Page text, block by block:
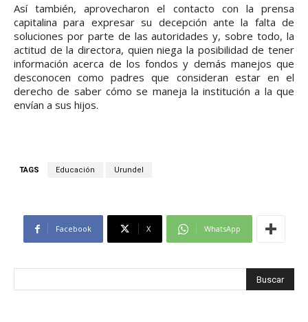
Así también, aprovecharon el contacto con la prensa
capitalina para expresar su decepción ante la falta de
soluciones por parte de las autoridades y, sobre todo, la
actitud de la directora, quien niega la posibilidad de tener
información acerca de los fondos y demás manejos que
desconocen como padres que consideran estar en el
derecho de saber cómo se maneja la institución a la que
envían a sus hijos.
TAGS Educación Urundel
Facebook X WhatsApp